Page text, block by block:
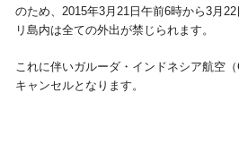
国内手
航空券
のため、2015年3月21日午前6時から3月
リ島内は全ての外出が禁じられます。
これに伴いガルーダ・インドネシア航空
キャンセルとなります。